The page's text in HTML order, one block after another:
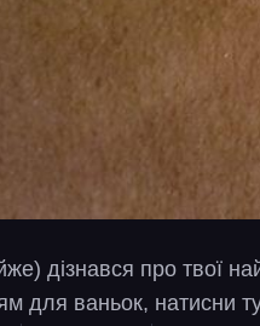
дізнався про твої
для ваньок, натисни